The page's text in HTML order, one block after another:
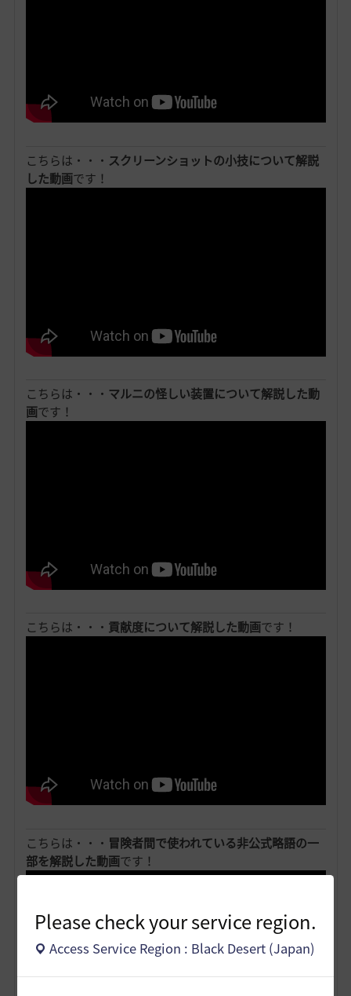
Please check your service region.
Access Service Region : Black Desert (Japan)
こちらは・・・ スクリーンショットの小技について解説
した動画です！
こちらは・・・ マルニの怪しい装置について解説した動
画です！
こちらは・・・ 貢献度について解説した動画です！
こちらは・・・ 冒険者間で使われている非公式略語の一
部を解説した動画です！